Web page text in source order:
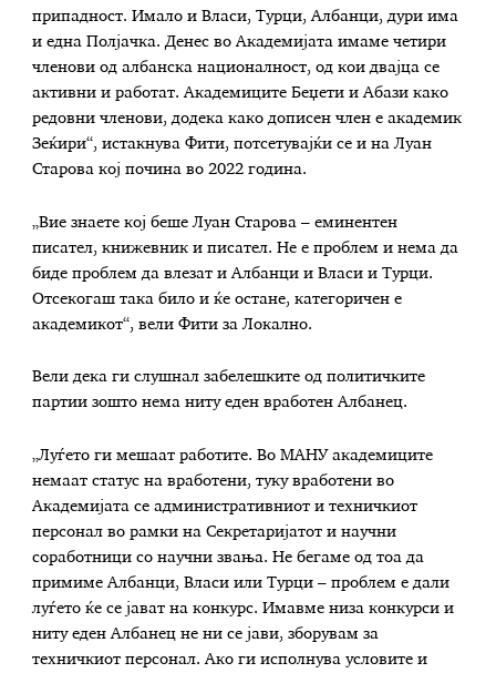
припадност. Имало и Власи, Турци, Албанци, дури има
и една Полјачка. Денес во Академијата имаме четири
членови од албанска националност, од кои двајца се
активни и работат. Академиците Беџети и Абази како
редовни членови, додека како дописен член е академик
Зеќири“, истакнува Фити, потсетувајќи се и на Луан
Старова кој почина во 2022 година.
„Вие знаете кој беше Луан Старова – еминентен
писател, книжевник и писател. Не е проблем и нема да
биде проблем да влезат и Албанци и Власи и Турци.
Отсекогаш така било и ќе остане, категоричен е
академикот“, вели Фити за Локално.
Вели дека ги слушнал забелешките од политичките
партии зошто нема ниту еден вработен Албанец.
„Луѓето ги мешаат работите. Во МАНУ академиците
немаат статус на вработени, туку вработени во
Академијата се административниот и техничкиот
персонал во рамки на Секретаријатот и научни
соработници со научни звања. Не бегаме од тоа да
примиме Албанци, Власи или Турци – проблем е дали
луѓето ќе се јават на конкурс. Имавме низа конкурси и
ниту еден Албанец не ни се јави, зборувам за
техничкиот персонал. Ако ги исполнува условите и